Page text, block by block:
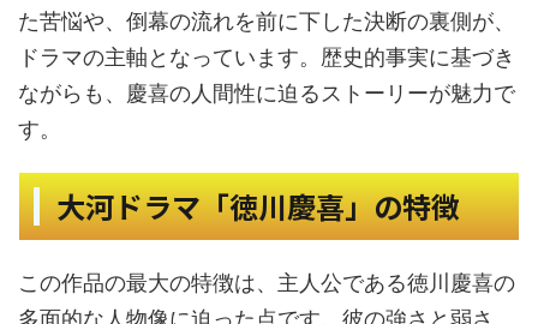
た苦悩や、倒幕の流れを前に下した決断の裏側が、
ドラマの主軸となっています。歴史的事実に基づき
ながらも、慶喜の人間性に迫るストーリーが魅力で
す。
大河ドラマ「徳川慶喜」の特徴
この作品の最大の特徴は、主人公である徳川慶喜の
多面的な人物像に迫った点です。彼の強さと弱さ、